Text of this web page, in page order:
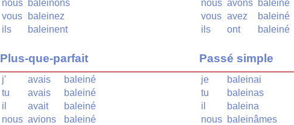
nous baleinons
vous
baleinez
ils
baleinent
Plus-que-parfait
j' avais
baleiné
tu
avais
baleiné
il
avait
baleiné
nous avions
baleiné
nous avons baleiné
vous avez
baleiné
ils
ont baleiné
Passé simple
je
baleinai
tu
baleinas
il
baleina
nous baleinâmes